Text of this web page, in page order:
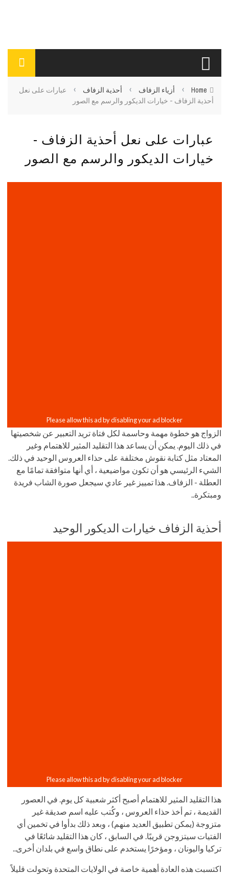
Home
› أزياء الزفاف › أحذية الزفاف ›
عبارات على نعل
أحذية الزفاف - خيارات الديكور والرسم مع الصور
عبارات على نعل أحذية الزفاف -
خيارات الديكور والرسم مع الصور
الزواج هو خطوة مهمة وحاسمة لكل فتاة تريد التعبير عن شخصيتها
في ذلك اليوم. يمكن أن يساعد هذا التقليد المثير للاهتمام وغير
المعتاد مثل كتابة نقوش مختلفة على حذاء العروس الوحيد في ذلك.
الشيء الرئيسي هو أن تكون مواضيعية ، أي أنها متوافقة تمامًا مع
العطلة - الزفاف. هذا تمييز غير عادي سيجعل صورة الشاب فريدة
ومبتكرة..
أحذية الزفاف خيارات الديكور الوحيد
هذا التقليد المثير للاهتمام أصبح أكثر شعبية كل يوم. في العصور
القديمة ، تم أخذ حذاء العروس ، وكُتب عليه اسم صديقة غير
متزوجة (يمكن تطبيق العديد منهم) ، وبعد ذلك بدأوا في تخمين أي
الفتيات سيتزوجن قريبًا. في السابق ، كان هذا التقليد شائعًا في
تركيا واليونان ، ومؤخرًا يستخدم على نطاق واسع في بلدان أخرى..
اكتسبت هذه العادة أهمية خاصة في الولايات المتحدة وتحولت قليلاً